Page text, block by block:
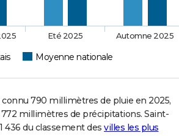
Moyenne nationale
Eté 2025 Automne 2025
790 millimètres de pluie en 2025,
millimètres de précipitations. Saint-
436 du classement des villes les plus